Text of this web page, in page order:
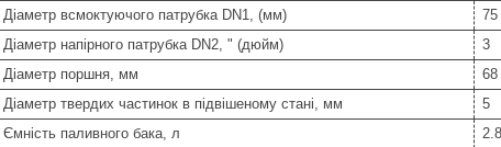
Діаметр всмоктуючого патрубка DN1, (мм)
75
Діаметр напірного патрубка DN2, " (дюйм)
3
Діаметр поршня, мм
68
Діаметр твердих частинок в підвішеному стані, мм
5
Ємність паливного бака, л
2.8